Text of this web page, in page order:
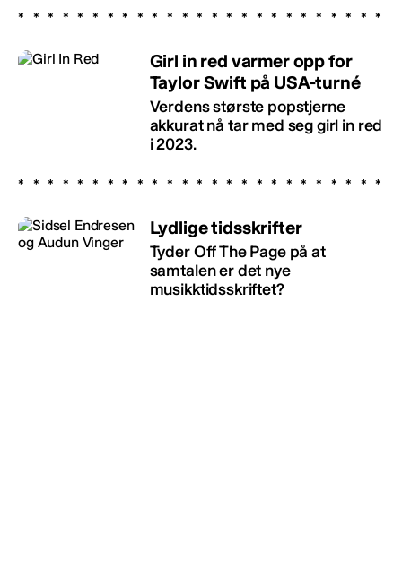
Girl in red varmer opp for
Taylor Swift på USA-turné
Verdens største popstjerne
akkurat nå tar med seg girl in red
i 2023.
Lydlige tidsskrifter
Tyder Off The Page på at
samtalen er det nye
musikktidsskriftet?